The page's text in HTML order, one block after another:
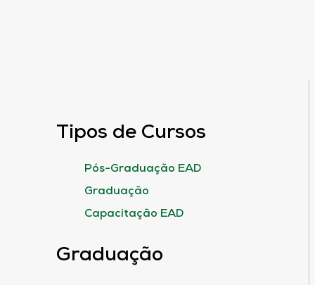
Tipos de Cursos
Pós-Graduação EAD
Graduação
Capacitação EAD
Graduação